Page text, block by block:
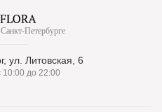
Петербурге
ул. Литовская, 6
10:00 до 22:00